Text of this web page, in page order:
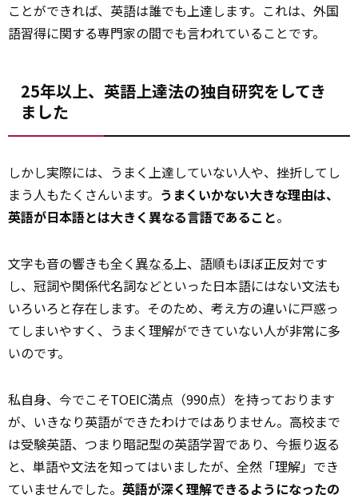
ことができれば、英語は誰でも上達します。これは、外国
語習得に関する専門家の間でも言われていることです。
25年以上、英語上達法の独自研究をしてき
ました
しかし実際には、うまく上達していない人や、挫折してし
まう人もたくさんいます。 うまくいかない大きな理由は、
英語が日本語とは大きく異なる言語であること――。
文字も音の響きも全く異なる上、語順もほぼ正反対です
し、冠詞や関係代名詞などといった日本語にはない文法も
いろいろと存在します。そのため、考え方の違いに戸惑っ
てしまいやすく、うまく理解ができていない人が非常に多
いのです。
私自身、今でこそTOEIC満点（990点）を持っております
が、いきなり英語ができたわけではありません。高校まで
は受験英語、つまり暗記型の英語学習であり、今振り返る
と、単語や文法を知ってはいましたが、全然「理解」でき
ていませんでした。 英語が深く理解できるようになったの